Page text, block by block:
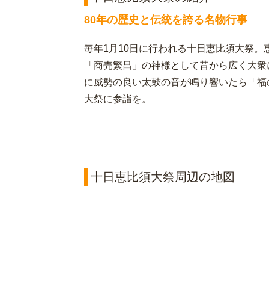
80年の歴史と伝統を誇る名物行事
毎年1月10日に行われる十日恵比須大祭。
「商売繁昌」の神様として昔から広く大
に威勢の良い太鼓の音が鳴り響いたら
大祭に参詣を。
十日恵比須大祭周辺の地図